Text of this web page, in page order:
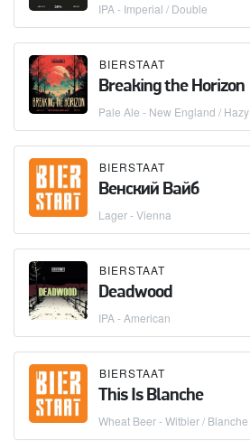
IPA - Imperial / Double
BIERSTAAT
Breaking the Horizon
Pale Ale - New England / Hazy
BIERSTAAT
Венский Вайб
Lager - Vienna
BIERSTAAT
Deadwood
IPA - American
BIERSTAAT
This Is Blanche
Wheat Beer - Witbier / Blanche